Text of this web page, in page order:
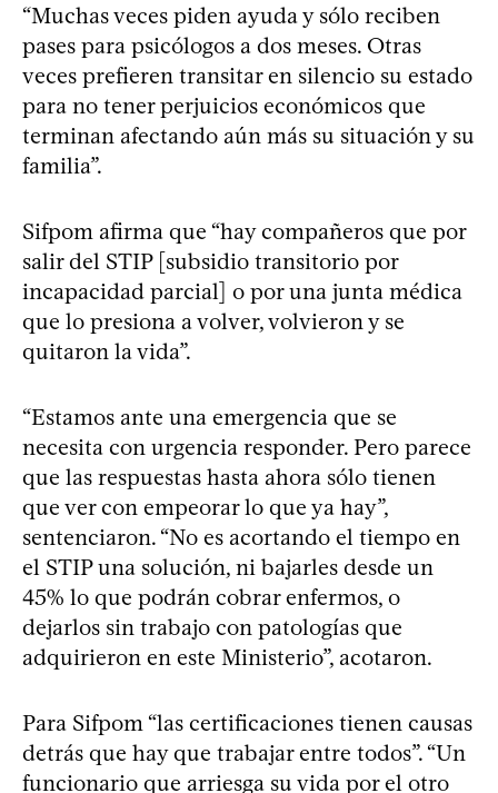
“Muchas veces piden ayuda y sólo reciben
pases para psicólogos a dos meses. Otras
veces prefieren transitar en silencio su estado
para no tener perjuicios económicos que
terminan afectando aún más su situación y su
familia”.
Sifpom afirma que “hay compañeros que por
salir del STIP [subsidio transitorio por
incapacidad parcial] o por una junta médica
que lo presiona a volver, volvieron y se
quitaron la vida”.
“Estamos ante una emergencia que se
necesita con urgencia responder. Pero parece
que las respuestas hasta ahora sólo tienen
que ver con empeorar lo que ya hay”,
sentenciaron. “No es acortando el tiempo en
el STIP una solución, ni bajarles desde un
45% lo que podrán cobrar enfermos, o
dejarlos sin trabajo con patologías que
adquirieron en este Ministerio”, acotaron.
Para Sifpom “las certificaciones tienen causas
detrás que hay que trabajar entre todos”. “Un
funcionario que arriesga su vida por el otro